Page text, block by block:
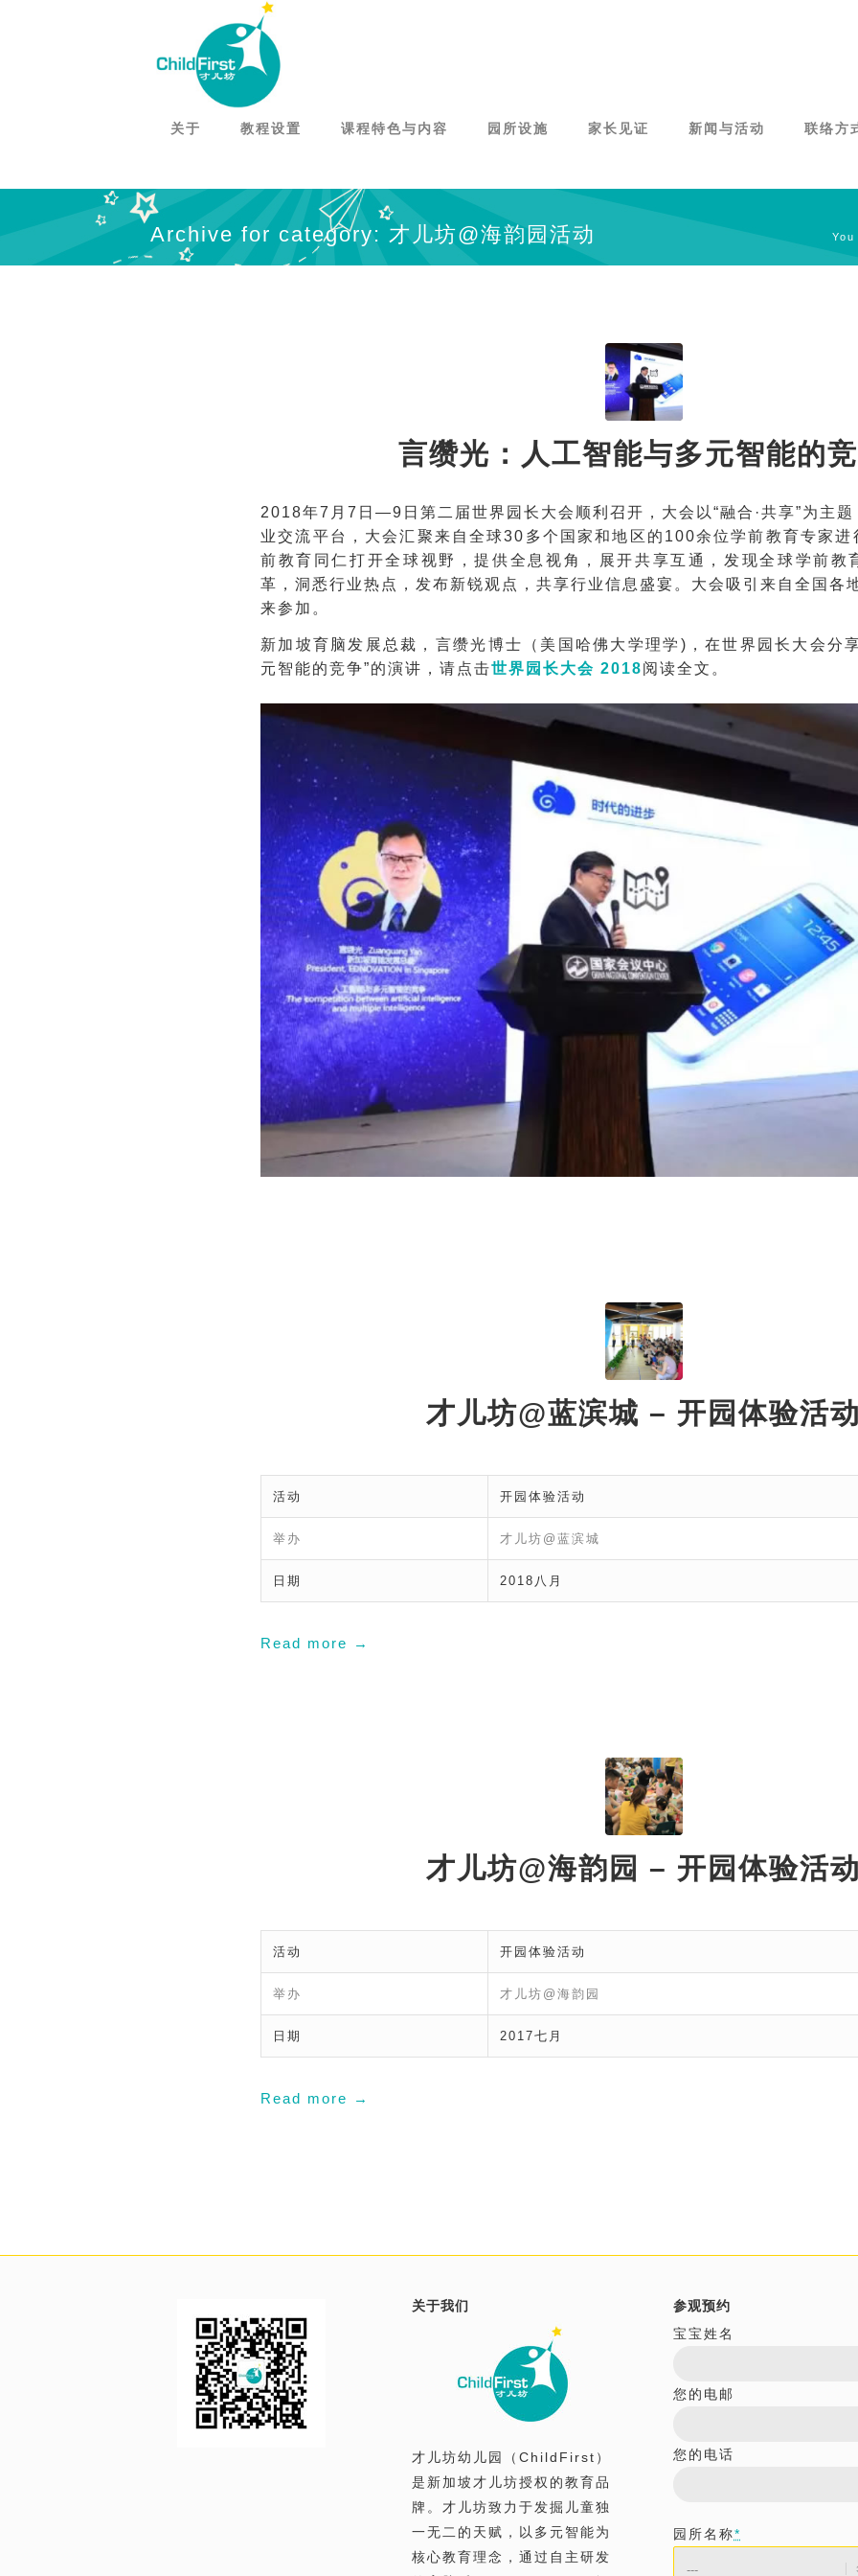
关于 教程设置 课程特色与内容 园所设施 家长见证 新闻与活动 联络方
Archive for category: 才儿坊@海韵园活动
言缵光：人工智能与多元智能的
2018年7月7日—9日第二届世界园长大会顺利召开，大会以“融合·共享”为主
业交流平台，大会汇聚来自全球30多个国家和地区的100余位学前教育专家
前教育同仁打开全球视野，提供全息视角，展开共享互通，发现全球学前教
革，洞悉行业热点，发布新锐观点，共享行业信息盛宴。大会吸引来自全国各
来参加。
新加坡育脑发展总裁，言缵光博士（美国哈佛大学理学)，在世界园长大会分
元智能的竞争”的演讲，请点击世界园长大会 2018阅读全文。
才儿坊@蓝滨城 – 开园体验活
活动 开园体验活动
举办 才儿坊@蓝滨城
日期 2018八月
Read more →
才儿坊@海韵园 – 开园体验活
活动 开园体验活动
举办 才儿坊@海韵园
日期 2017七月
Read more →
关于我们
才儿坊幼儿园（ChildFirst）
是新加坡才儿坊授权的教育品
牌。才儿坊致力于发掘儿童独
一无二的天赋，以多元智能为
核心教育理念，通过自主研发
参观预约
宝宝姓名
您的电邮
您的电话
园所名称*